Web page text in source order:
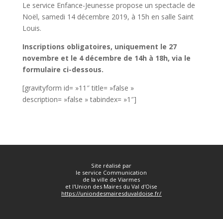
Le service Enfance-Jeunesse propose un spectacle de
Noël, samedi 14 décembre 2019, à 15h en salle Saint
Louis.
Inscriptions obligatoires, uniquement le 27
novembre et le 4 décembre de 14h à 18h, via le
formulaire ci-dessous.
[gravityform id= »11″ title= »false »
description= »false » tabindex= »1″]
Site réalisé par
le service Communication
de la ville de Viarmes
et l'Union des Maires du Val d'Oise
https://uniondesmairesduvaldoise.fr/